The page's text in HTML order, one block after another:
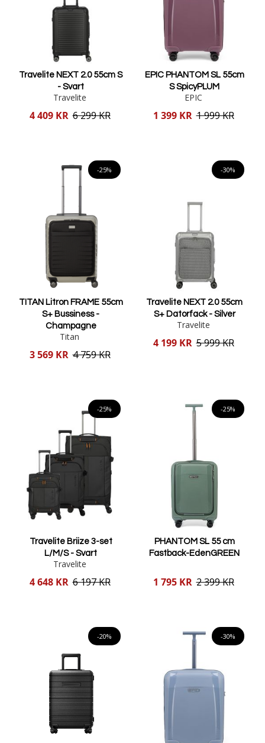
Travelite NEXT 2.0 55cm S
- Svart
Travelite
Reducerat
4 409 KR 6 299 KR
EPIC PHANTOM SL 55cm
S SpicyPLUM
EPIC
Reducerat
1 399 KR 1 999 KR
-25%
TITAN Litron FRAME 55cm
S+ Bussiness -
Champagne
Titan
Reducerat
3 569 KR 4 759 KR
-30%
Travelite NEXT 2.0 55cm
S+ Datorfack - Silver
Travelite
Reducerat
4 199 KR 5 999 KR
-25%
Travelite Briize 3-set
L/M/S - Svart
Travelite
Reducerat
4 648 KR 6 197 KR
-25%
PHANTOM SL 55 cm
Fastback-EdenGREEN
Reducerat
1 795 KR 2 399 KR
-20% -30%